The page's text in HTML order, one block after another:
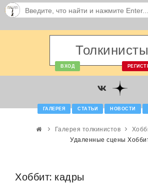
Толкинисты
ВХОД
ГАЛЕРЕЯ СТАТЬИ НОВОСТИ
Галерея толкинистов
Удаленные сцены
Хоббит: кадры